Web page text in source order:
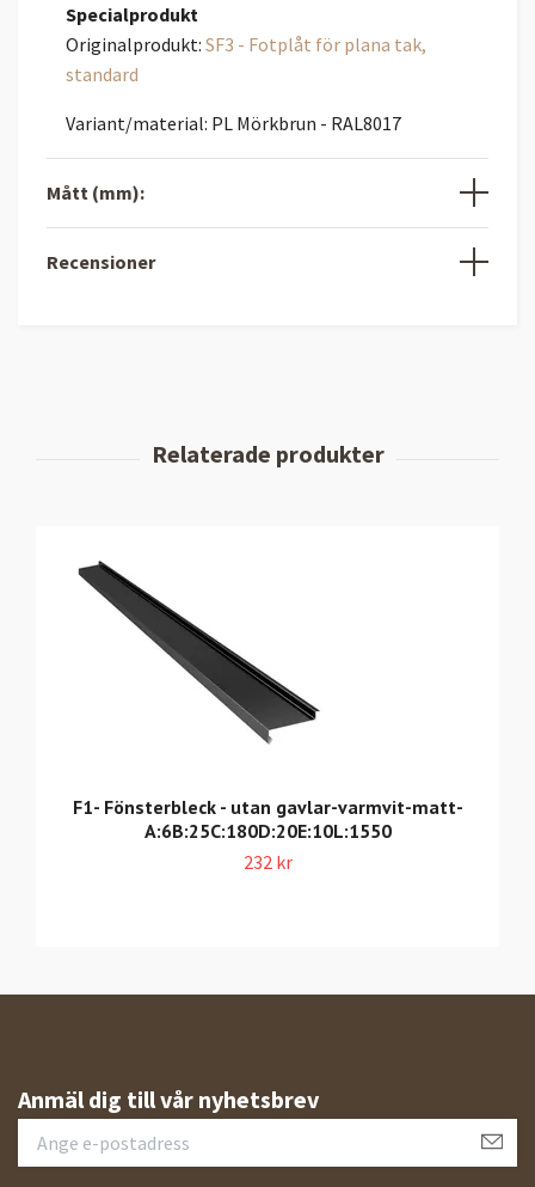
Specialprodukt
Originalprodukt: SF3 - Fotplåt för plana tak,
standard
Variant/material: PL Mörkbrun - RAL8017
Mått (mm):
Recensioner
F1- Fönsterbleck - utan gavlar-varmvit-matt-
A:6B:25C:180D:20E:10L:1550
232 kr
Anmäl dig till vår nyhetsbrev